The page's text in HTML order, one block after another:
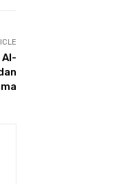
Al-